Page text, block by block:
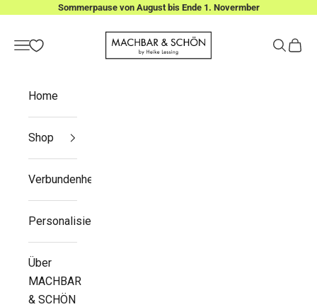
Zum Inhalt springenSommerpause von August bis Ende 1. Novermber
MACHBAR & SCHÖN
Menü
Suchen
Home
Shop
Verbundenheit
Personalisieren
Über
MACHBAR
& SCHÖN